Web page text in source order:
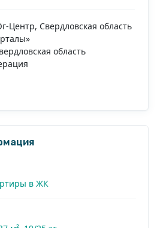
Центр, Свердловская область
область
в ЖК